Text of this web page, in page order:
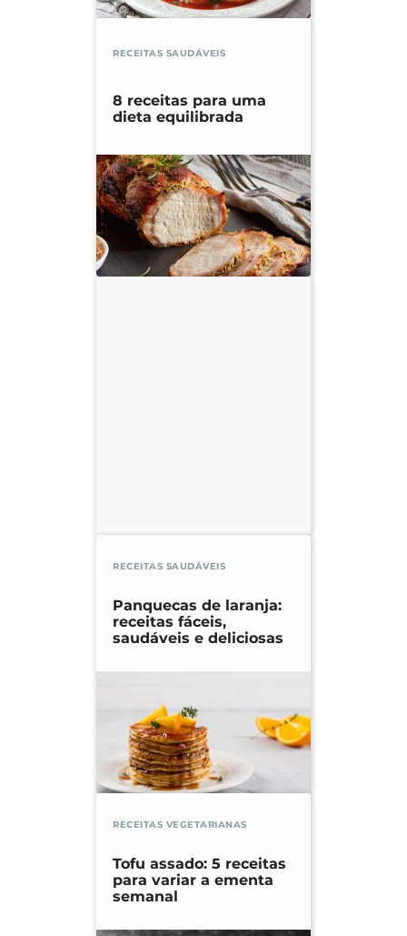
RECEITAS SAUDÁVEIS
8 receitas para uma
dieta equilibrada
RECEITAS SAUDÁVEIS
Panquecas de laranja:
receitas fáceis,
saudáveis e deliciosas
RECEITAS VEGETARIANAS
Tofu assado: 5 receitas
para variar a ementa
semanal